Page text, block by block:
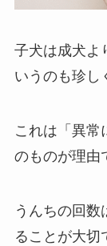
子犬は成犬よ
いうのも珍し
これは「異常
のものが理由
うんちの回数
ることが大切